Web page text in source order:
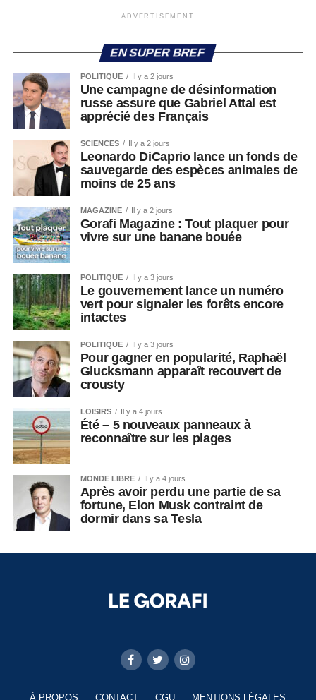
ADVERTISEMENT
EN SUPER BREF
POLITIQUE Il y a 2 jours
Une campagne de désinformation
russe assure que Gabriel Attal est
apprécié des Français
SCIENCES Il y a 2 jours
Leonardo DiCaprio lance un fonds de
sauvegarde des espèces animales de
moins de 25 ans
MAGAZINE Il y a 2 jours
Gorafi Magazine : Tout plaquer pour
vivre sur une banane bouée
POLITIQUE Il y a 3 jours
Le gouvernement lance un numéro
vert pour signaler les forêts encore
intactes
POLITIQUE Il y a 3 jours
Pour gagner en popularité, Raphaël
Glucksmann apparaît recouvert de
crousty
LOISIRS Il y a 4 jours
Été – 5 nouveaux panneaux à
reconnaître sur les plages
MONDE LIBRE Il y a 4 jours
Après avoir perdu une partie de sa
fortune, Elon Musk contraint de
dormir dans sa Tesla
À PROPOS CONTACT CGU MENTIONS LÉGALES